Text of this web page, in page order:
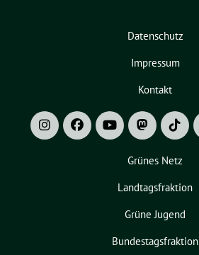
Datenschutz
Impressum
Kontakt
Grünes Netz
Landtagsfraktion
Grüne Jugend
Bundestagsfraktion